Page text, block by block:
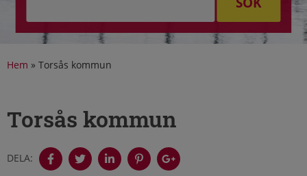
Hem » Torsås kommun
Torsås kommun
DELA: